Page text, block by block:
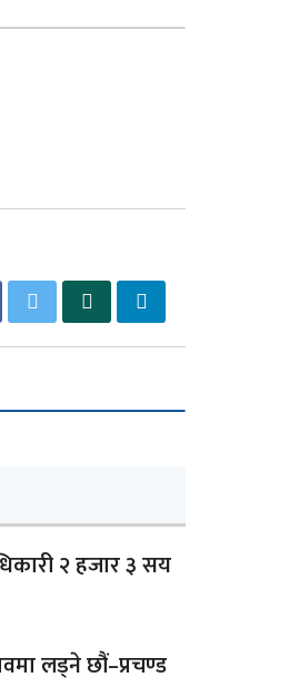
२ हजार ३ सय
लड्ने छौं–प्रचण्ड